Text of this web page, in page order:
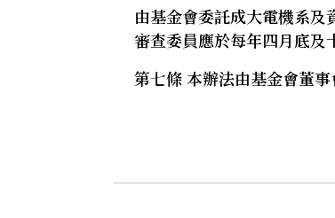
由基金會委託成大電機系及
審查委員應於每年四月底及
第七條 本辦法由基金會董